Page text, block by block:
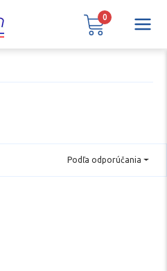
Podľa odporúčania
0